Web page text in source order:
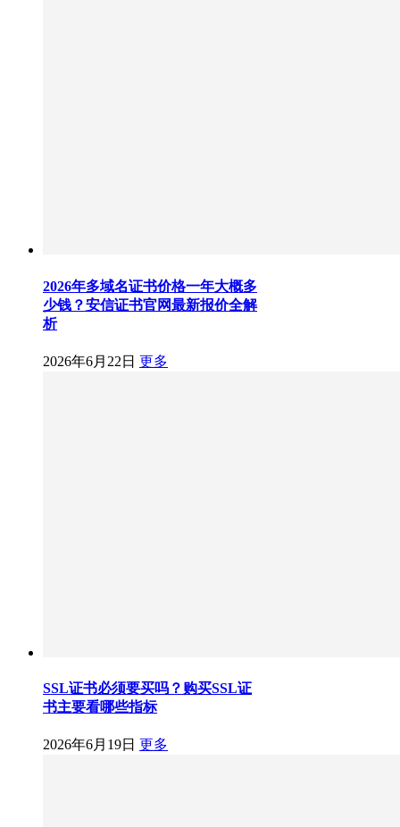
2026年多域名证书价格一年大概多
少钱？安信证书官网最新报价全解
析
2026年6月22日 更多
SSL证书必须要买吗？购买SSL证
书主要看哪些指标
2026年6月19日 更多